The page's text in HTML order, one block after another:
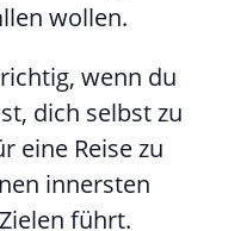
wollen.
wenn du
dich selbst zu
eine Reise zu
innersten
führt.